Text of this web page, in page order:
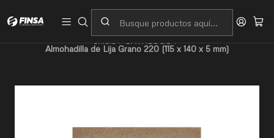
Almohadilla de Lija Grano 220 (115 x 140 x 5 mm)